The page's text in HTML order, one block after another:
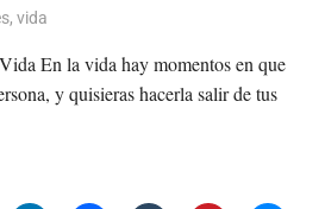
, vida
En la vida hay momentos en que
y quisieras hacerla salir de tus